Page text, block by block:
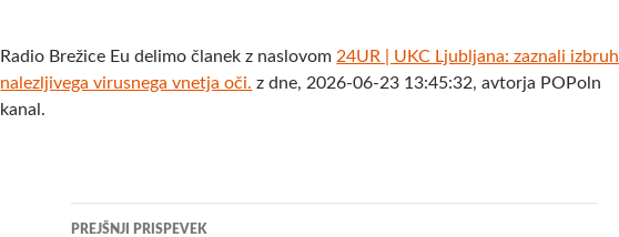
Radio Brežice Eu delimo članek z naslovom 24UR | UKC Ljubljana: zaznali izbruh
nalezljivega virusnega vnetja oči. z dne, 2026-06-23 13:45:32, avtorja POPoln
kanal.
Krmarjenje
PREJŠNJI PRISPEVEK